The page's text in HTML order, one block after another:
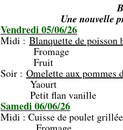
Une nouvelle
Vendredi 05/06/26
Midi : Blanquette de poisson
Fromage
Fruit
Soir : Omelette aux pommes
Yaourt
Petit flan vanille
Samedi 06/06/26
Midi : Cuisse de poulet